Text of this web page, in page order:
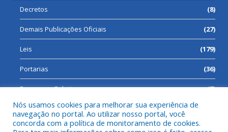
Decretos (8)
Demais Publicações Oficiais (27)
Leis (179)
Portarias (36)
Processos Seletivos (7)
Nós usamos cookies para melhorar sua experiência de
navegação no portal. Ao utilizar nosso portal, você
concorda com a política de monitoramento de cookies.